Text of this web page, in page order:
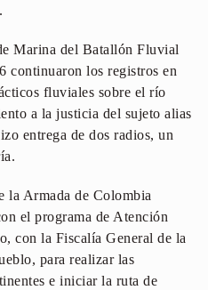
Marina del Batallón Fluvial
continuaron los registros en
fluviales sobre el río
a la justicia del sujeto alias
entrega de dos radios, un
la Armada de Colombia
el programa de Atención
con la Fiscalía General de la
para realizar las
e iniciar la ruta de